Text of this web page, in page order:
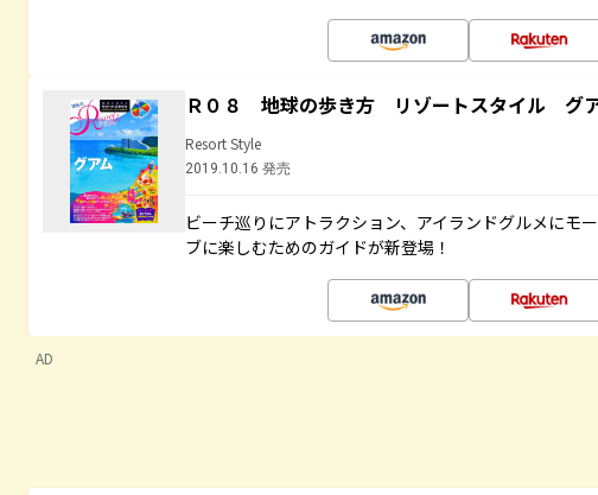
Ｒ０８ 地球の歩き方 リゾートスタイル グ
Resort Style
2019.10.16 発売
ビーチ巡りにアトラクション、アイランドグルメにモ
ブに楽しむためのガイドが新登場！
AD